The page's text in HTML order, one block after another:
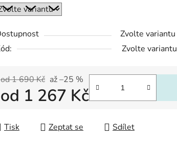
Zvolte variantu
Zvolte variantu
od 1 690 Kč až –25 %
od 1 267 Kč
Tisk Zeptat se Sdílet